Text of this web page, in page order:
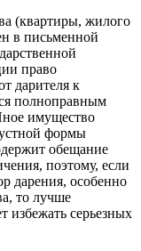
(квартиры, жилого
в письменной
право
дарителя к
полноправным
имущество
формы
обещание
поэтому, если
дарения, особенно
то лучше
избежать серьезных